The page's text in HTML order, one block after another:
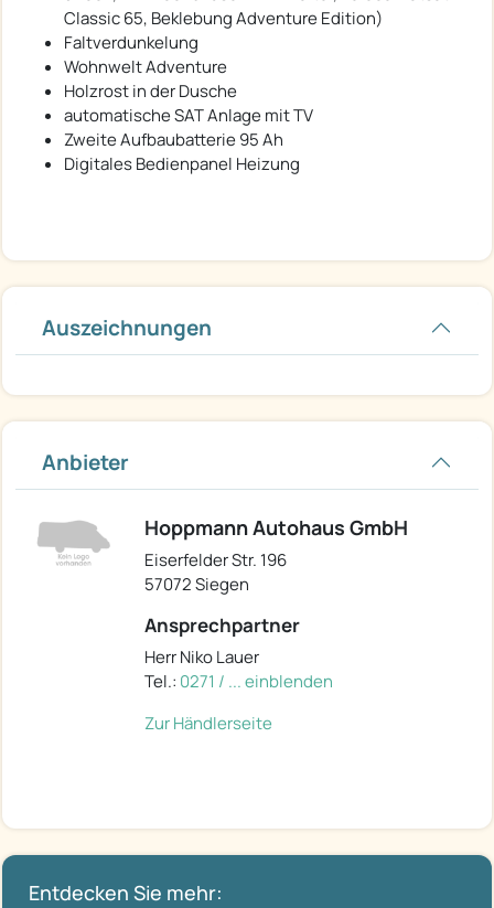
Classic 65, Beklebung Adventure Edition)
Faltverdunkelung
Wohnwelt Adventure
Holzrost in der Dusche
automatische SAT Anlage mit TV
Zweite Aufbaubatterie 95 Ah
Digitales Bedienpanel Heizung
Auszeichnungen
Anbieter
Hoppmann Autohaus GmbH
Eiserfelder Str. 196
57072 Siegen
Ansprechpartner
Herr Niko Lauer
Tel.: 0271 / ... einblenden
Zur Händlerseite
Entdecken Sie mehr: